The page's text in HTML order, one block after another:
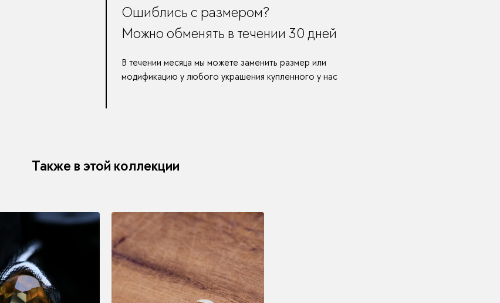
Ошиблись с размером?
Можно обменять в течении 30 дней
В течении месяца мы можете заменить размер или
модификацию у любого украшения купленного у нас
Также в этой коллекции